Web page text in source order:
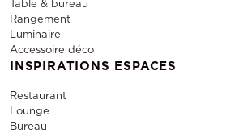
Table & bureau
Rangement
Luminaire
Accessoire déco
INSPIRATIONS ESPACES
Restaurant
Lounge
Bureau